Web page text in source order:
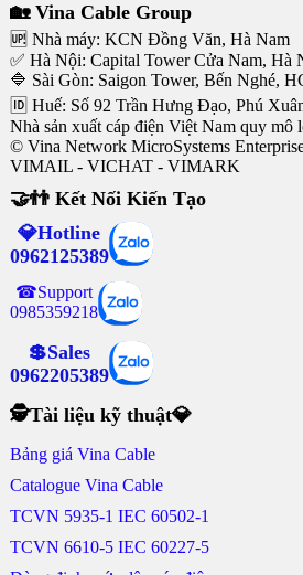
🏡 Vina Cable Group
🆙 Nhà máy: KCN Đồng Văn, Hà Nam
✅ Hà Nội: Capital Tower Cửa Nam, Hà
🔷 Sài Gòn: Saigon Tower, Bến Nghé,
🆔 Huế: Số 92 Trần Hưng Đạo, Phú
Nhà sản xuất cáp điện Việt Nam quy mô
© Vina Network MicroSystems
VIMAIL - VICHAT - VIMARK
🤝👬 Kết Nối Kiến Tạo
💎Hotline
0962125389
☎Support
0985359218
💲Sales
0962205389
🕵Tài liệu kỹ thuật💎
Bảng giá Vina Cable
Catalogue Vina Cable
TCVN 5935-1 IEC 60502-1
TCVN 6610-5 IEC 60227-5